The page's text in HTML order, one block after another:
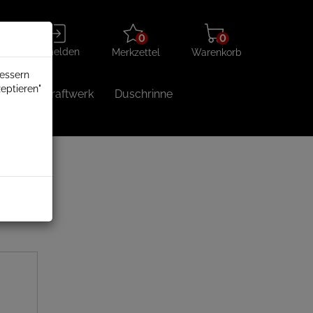
Anmelden
Anmelden
Merkzettel
aufklappen
0
Merkzettel
Warenkorb
aufklappen
0
Warenkorb
Balkonkraftwerk Duschrinne